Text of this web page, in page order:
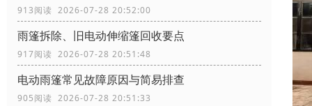
913阅读 2026-07-28 20:52:00
雨篷拆除、旧电动伸缩篷回收要点
917阅读 2026-07-28 20:51:48
电动雨篷常见故障原因与简易排查
905阅读 2026-07-28 20:51:33